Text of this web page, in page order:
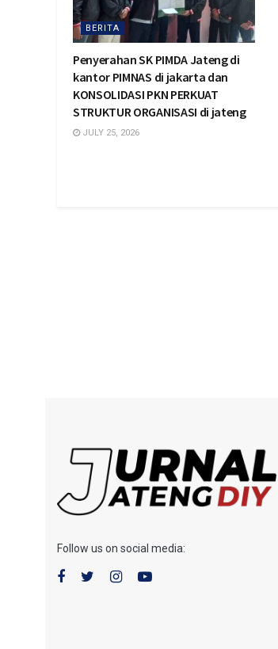
BERITA
Penyerahan SK PIMDA Jateng di
kantor PIMNAS di jakarta dan
KONSOLIDASI PKN PERKUAT
STRUKTUR ORGANISASI di jateng
JULY 25, 2026
Follow us on social media: